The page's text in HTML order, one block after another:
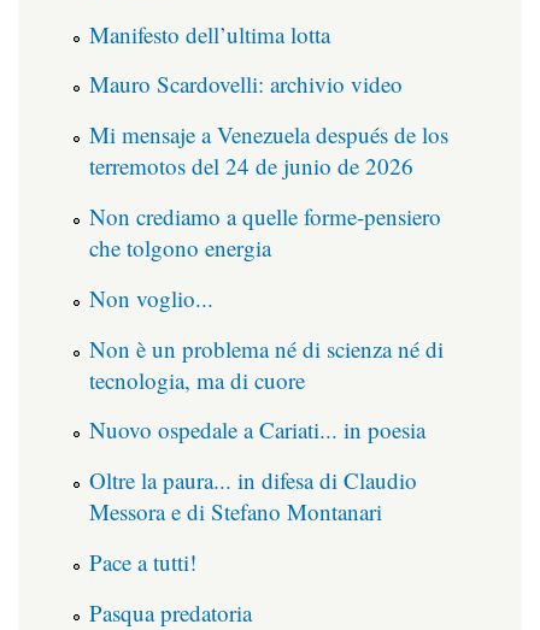
Manifesto dell’ultima lotta
Mauro Scardovelli: archivio video
Mi mensaje a Venezuela después de los
terremotos del 24 de junio de 2026
Non crediamo a quelle forme-pensiero
che tolgono energia
Non voglio...
Non è un problema né di scienza né di
tecnologia, ma di cuore
Nuovo ospedale a Cariati... in poesia
Oltre la paura... in difesa di Claudio
Messora e di Stefano Montanari
Pace a tutti!
Pasqua predatoria